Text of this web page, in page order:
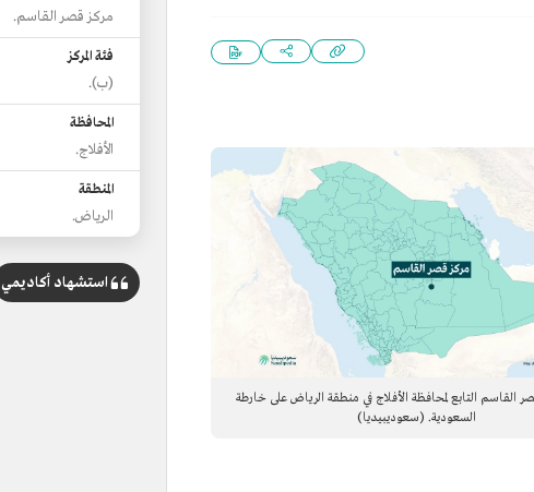
القاسم التابع لمحافظة الأفلاج في منطقة الرياض على خارطة
السعودية. (سعوديبيديا)
مركز قصر القاسم.
فئة المركز
(ب).
المحافظة
الأفلاج.
المنطقة
الرياض.
استشهاد أكاديمي